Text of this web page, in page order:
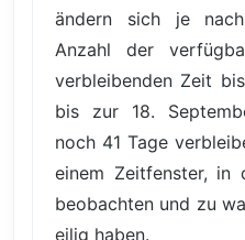
ändern sich je
Anzahl der
verbleibenden Zeit
bis zur 18.
noch 41 Tage
einem Zeitfenster, in
beobachten und zu
eilig haben.